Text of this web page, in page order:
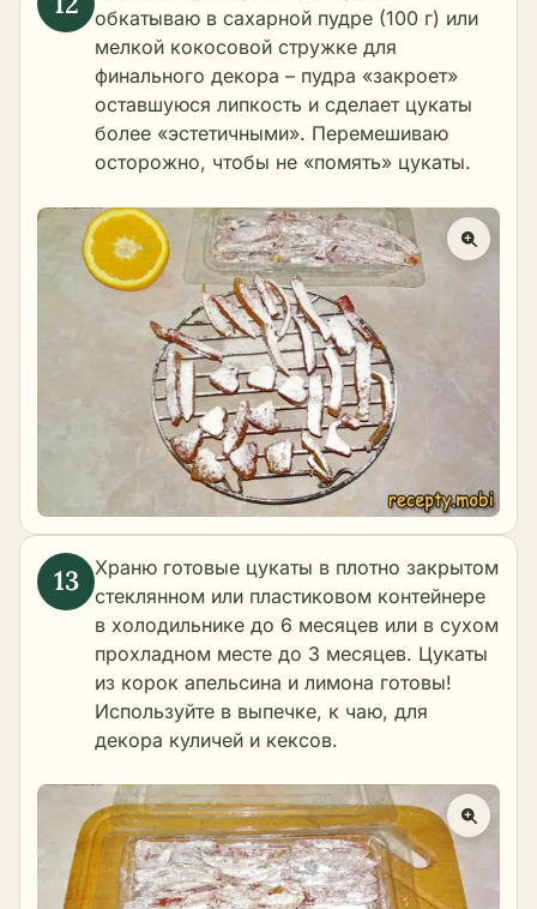
обкатываю в сахарной пудре (100 г) или
мелкой кокосовой стружке для
финального декора – пудра «закроет»
оставшуюся липкость и сделает цукаты
более «эстетичными». Перемешиваю
осторожно, чтобы не «помять» цукаты.
Храню готовые цукаты в плотно закрытом
стеклянном или пластиковом контейнере
в холодильнике до 6 месяцев или в сухом
прохладном месте до 3 месяцев. Цукаты
из корок апельсина и лимона готовы!
Используйте в выпечке, к чаю, для
декора куличей и кексов.